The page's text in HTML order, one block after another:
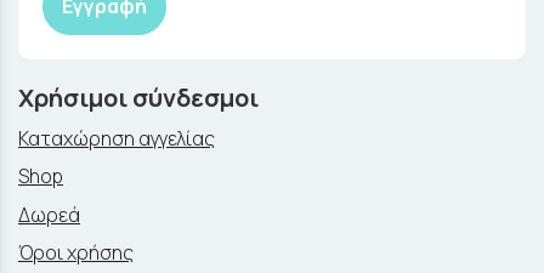
Εγγραφή
Χρήσιμοι σύνδεσμοι
Καταχώρηση αγγελίας
Shop
Δωρεά
Όροι χρήσης